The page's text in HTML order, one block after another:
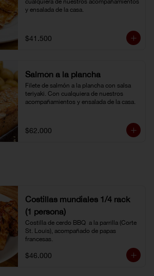
cualquiera de nuestros acompañamientos
y ensalada de la casa.
$41.500
Salmón a la plancha
Filete de salmón a la plancha con salsa
teriyaki. Con cualquiera de nuestros
acompañamientos y ensalada de la casa.
$62.000
Costillas mundiales 1/4 rack
(1 persona)
Costilla de cerdo BBQ  a la parrilla (Corte
St. Louis), acompañado de papas
francesas.
$46.000